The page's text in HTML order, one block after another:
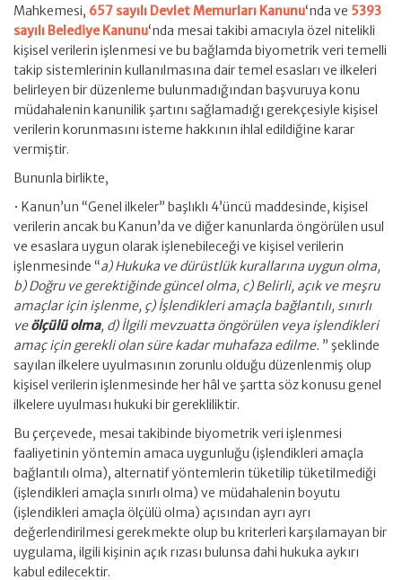
Mahkemesi, 657 sayılı Devlet Memurları Kanunu‘nda ve 5393
sayılı Belediye Kanunu‘nda mesai takibi amacıyla özel nitelikli
kişisel verilerin işlenmesi ve bu bağlamda biyometrik veri temelli
takip sistemlerinin kullanılmasına dair temel esasları ve ilkeleri
belirleyen bir düzenleme bulunmadığından başvuruya konu
müdahalenin kanunilik şartını sağlamadığı gerekçesiyle kişisel
verilerin korunmasını isteme hakkının ihlal edildiğine karar
vermiştir.
Bununla birlikte,
• Kanun’un “Genel ilkeler” başlıklı 4’üncü maddesinde, kişisel
verilerin ancak bu Kanun’da ve diğer kanunlarda öngörülen usul
ve esaslara uygun olarak işlenebileceği ve kişisel verilerin
işlenmesinde “a) Hukuka ve dürüstlük kurallarına uygun olma,
b) Doğru ve gerektiğinde güncel olma, c) Belirli, açık ve meşru
amaçlar için işlenme, ç) İşlendikleri amaçla bağlantılı, sınırlı
veölçülü olma, d) İlgili mevzuatta öngörülen veya işlendikleri
amaç için gerekli olan süre kadar muhafaza edilme. ” şeklinde
sayılan ilkelere uyulmasının zorunlu olduğu düzenlenmiş olup
kişisel verilerin işlenmesinde her hâl ve şartta söz konusu genel
ilkelere uyulması hukuki bir gerekliliktir.
Bu çerçevede, mesai takibinde biyometrik veri işlenmesi
faaliyetinin yöntemin amaca uygunluğu (işlendikleri amaçla
bağlantılı olma), alternatif yöntemlerin tüketilip tüketilmediği
(işlendikleri amaçla sınırlı olma) ve müdahalenin boyutu
(işlendikleri amaçla ölçülü olma) açısından ayrı ayrı
değerlendirilmesi gerekmekte olup bu kriterleri karşılamayan bir
uygulama, ilgili kişinin açık rızası bulunsa dahi hukuka aykırı
kabul edilecektir.